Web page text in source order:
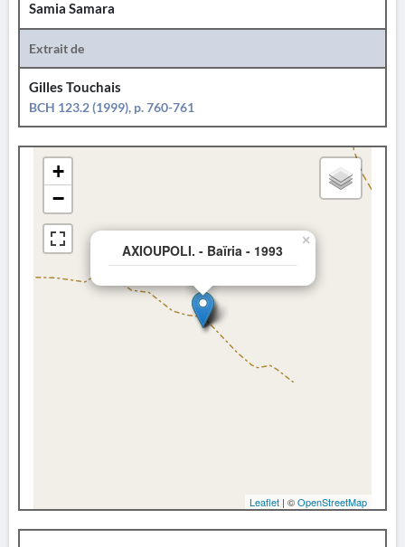
Samia Samara
Extrait de
Gilles Touchais
BCH 123.2 (1999), p. 760-761
AXIOUPOLI. - Baïria - 1993
×
+
−
Leaflet | ©OpenStreetMap